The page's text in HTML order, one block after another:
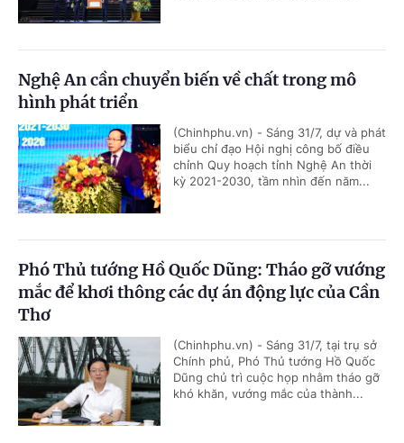
Nghệ An cần chuyển biến về chất trong mô
hình phát triển
(Chinhphu.vn) - Sáng 31/7, dự và phát
biểu chỉ đạo Hội nghị công bố điều
chỉnh Quy hoạch tỉnh Nghệ An thời
kỳ 2021-2030, tầm nhìn đến năm...
Phó Thủ tướng Hồ Quốc Dũng: Tháo gỡ vướng
mắc để khơi thông các dự án động lực của Cần
Thơ
(Chinhphu.vn) - Sáng 31/7, tại trụ sở
Chính phủ, Phó Thủ tướng Hồ Quốc
Dũng chủ trì cuộc họp nhằm tháo gỡ
khó khăn, vướng mắc của thành...